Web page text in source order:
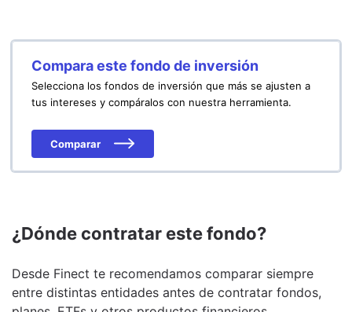
Compara este fondo de inversión
Selecciona los fondos de inversión que más se ajusten a
tus intereses y compáralos con nuestra herramienta.
Comparar
¿Dónde contratar este fondo?
Desde Finect te recomendamos comparar siempre
entre distintas entidades antes de contratar fondos,